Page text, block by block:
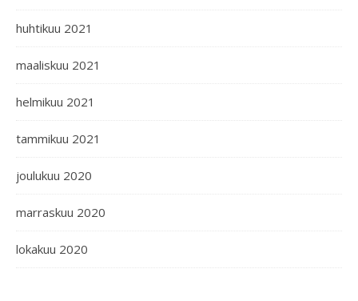
huhtikuu 2021
maaliskuu 2021
helmikuu 2021
tammikuu 2021
joulukuu 2020
marraskuu 2020
lokakuu 2020